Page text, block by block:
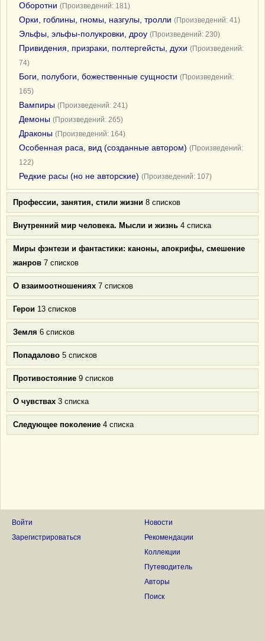
Оборотни (Произведений: 181)
Орки, гоблины, гномы, назгулы, тролли (Произведений: 41)
Эльфы, эльфы-полукровки, дроу (Произведений: 230)
Привидения, призраки, полтергейсты, духи (Произведений:
74)
Боги, полубоги, божественные сущности (Произведений:
165)
Вампиры (Произведений: 241)
Демоны (Произведений: 265)
Драконы (Произведений: 164)
Особенная раса, вид (созданные автором) (Произведений:
122)
Редкие расы (но не авторские) (Произведений: 107)
Профессии, занятия, стили жизни 8 списков
Внутренний мир человека. Мысли и жизнь 4 списка
Миры фэнтези и фантастики: каноны, апокрифы, смешение
жанров 7 списков
О взаимоотношениях 7 списков
Герои 13 списков
Земля 6 списков
Попадалово 5 списков
Противостояние 9 списков
О чувствах 3 списка
Следующее поколение 4 списка
Войти
Зарегистрироваться
Новости
Рекомендации
Коллекции
Путеводитель
Авторы
Поиск